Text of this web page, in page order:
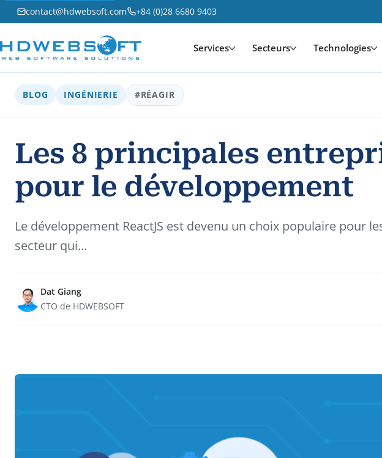
contact@hdwebsoft.com +84 (0)28 6680 9403
Services Secteurs Technologies
BLOG INGÉNIERIE #RÉAGIR
Les 8 principales
pour le développement
Le développement ReactJS est devenu un choix populaire
secteur qui...
Dat Giang
CTO de HDWEBSOFT